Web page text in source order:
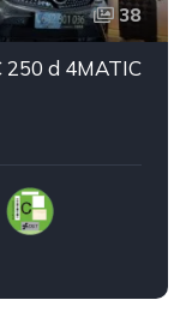
38
250 d 4MATIC